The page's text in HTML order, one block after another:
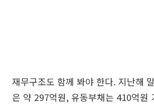
재무구조도 함께 봐야 한다. 지난해
은 약 297억원, 유동부채는 410억원